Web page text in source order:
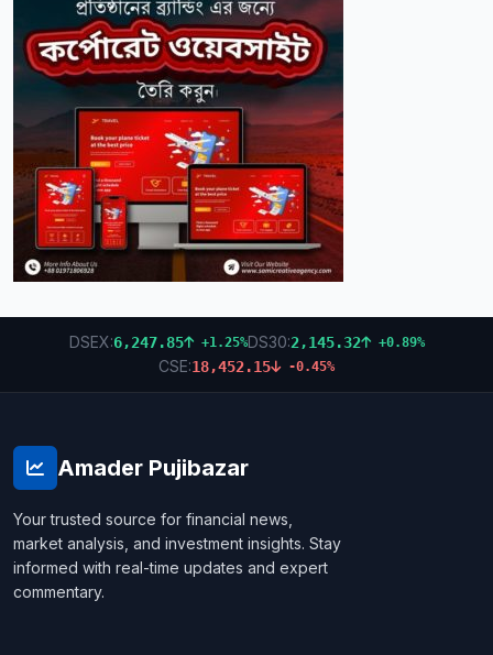
DSEX:6,247.85 +1.25%DS30:2,145.32 +0.89%
CSE:18,452.15 -0.45%
Amader Pujibazar
Your trusted source for financial news,
market analysis, and investment insights. Stay
informed with real-time updates and expert
commentary.